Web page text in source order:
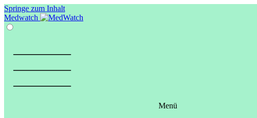
Springe zum Inhalt
Medwatch
Menü